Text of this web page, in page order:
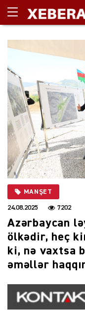
MANŞET
24.08.2025 7202
Azərbaycan
ölkədir, heç
ki, nə vaxtsa
əməllər